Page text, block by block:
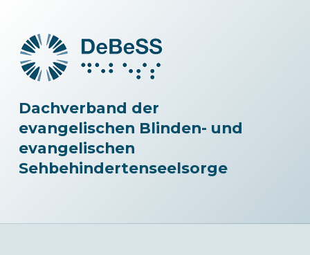
Dachverband der
evangelischen Blinden- und
evangelischen
Sehbehindertenseelsorge